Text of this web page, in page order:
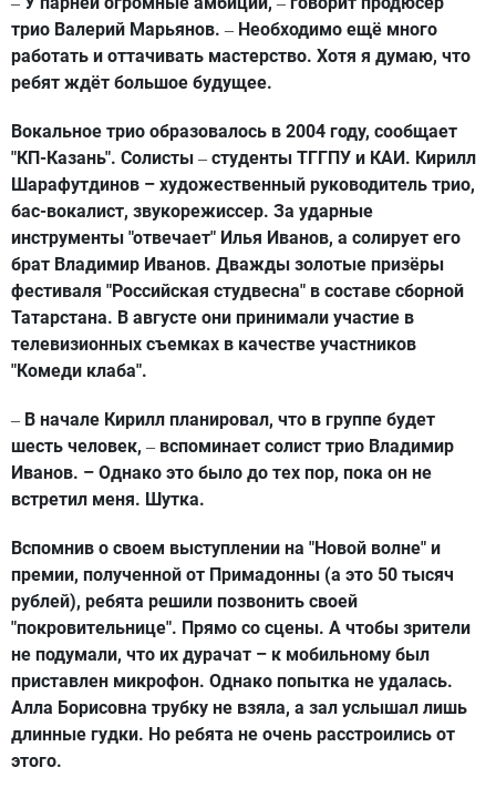
трио Валерий Марьянов. – Необходимо ещё много
работать и оттачивать мастерство. Хотя я думаю, что
ребят ждёт большое будущее.
Вокальное трио образовалось в 2004 году, сообщает
"КП-Казань". Солисты – студенты ТГГПУ и КАИ. Кирилл
Шарафутдинов – художественный руководитель трио,
бас-вокалист, звукорежиссер. За ударные
инструменты "отвечает" Илья Иванов, а солирует его
брат Владимир Иванов. Дважды золотые призёры
фестиваля "Российская студвесна" в составе сборной
Татарстана. В августе они принимали участие в
телевизионных съемках в качестве участников
"Комеди клаба".
– В начале Кирилл планировал, что в группе будет
шесть человек, – вспоминает солист трио Владимир
Иванов. – Однако это было до тех пор, пока он не
встретил меня. Шутка.
Вспомнив о своем выступлении на "Новой волне" и
премии, полученной от Примадонны (а это 50 тысяч
рублей), ребята решили позвонить своей
"покровительнице". Прямо со сцены. А чтобы зрители
не подумали, что их дурачат – к мобильному был
приставлен микрофон. Однако попытка не удалась.
Алла Борисовна трубку не взяла, а зал услышал лишь
длинные гудки. Но ребята не очень расстроились от
этого.